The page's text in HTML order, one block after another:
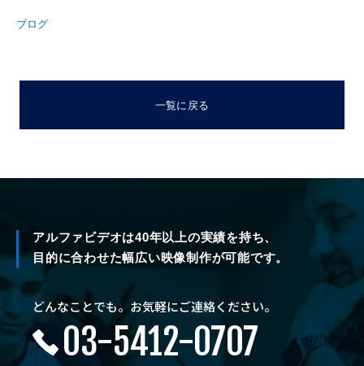
ブログ
一覧に戻る
アルファビデオは40年以上の実績を持ち、
目的に合わせた幅広い映像制作が可能です。
どんなことでも。お気軽にご連絡ください。
03-5412-0707